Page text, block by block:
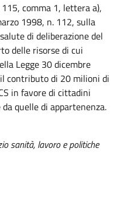
comma 1, lettera a),
1998, n. 112, sulla
di deliberazione del
delle risorse di cui
Legge 30 dicembre
contributo di 20 milioni di
in favore di cittadini
quelle di appartenenza.
sanità, lavoro e politiche